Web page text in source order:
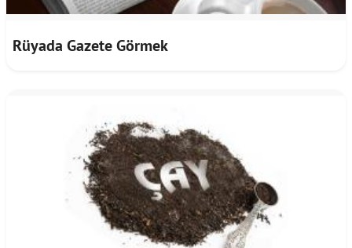
Rüyada Gazete Görmek